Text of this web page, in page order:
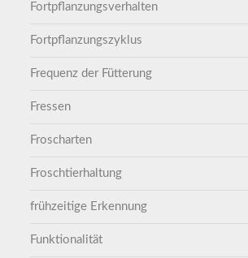
Fortpflanzungsverhalten
Fortpflanzungszyklus
Frequenz der Fütterung
Fressen
Froscharten
Froschtierhaltung
frühzeitige Erkennung
Funktionalität